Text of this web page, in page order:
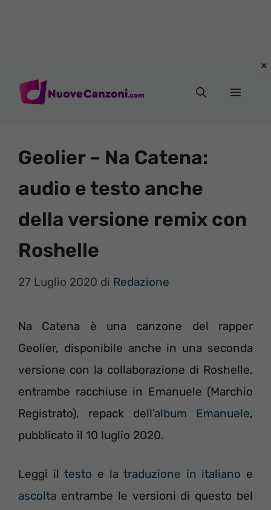
Menu
Geolier – Na Catena:
audio e testo anche
della versione remix con
Roshelle
27 Luglio 2020 di Redazione
Na Catena è una canzone del rapper
Geolier, disponibile anche in una seconda
versione con la collaborazione di Roshelle,
entrambe racchiuse in Emanuele (Marchio
Registrato), repack dell’album Emanuele,
pubblicato il 10 luglio 2020.
Leggi iltesto e latraduzione in italiano e
ascolta entrambe le versioni di questo bel